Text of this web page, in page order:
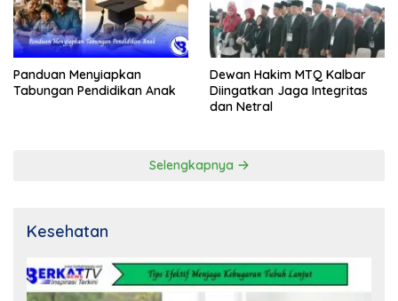
Panduan Menyiapkan
Tabungan Pendidikan Anak
Dewan Hakim MTQ Kalbar
Diingatkan Jaga Integritas
dan Netral
Selengkapnya
Kesehatan